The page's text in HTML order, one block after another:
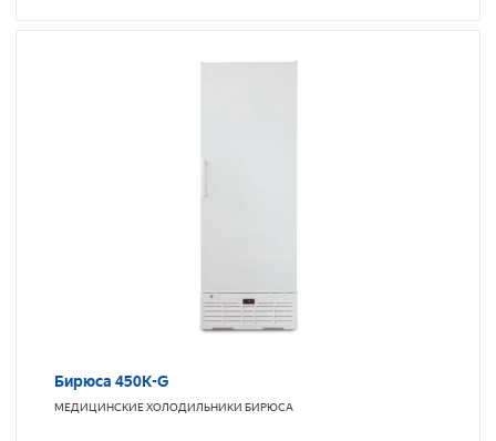
Бирюса 450K-G
МЕДИЦИНСКИЕ ХОЛОДИЛЬНИКИ БИРЮСА